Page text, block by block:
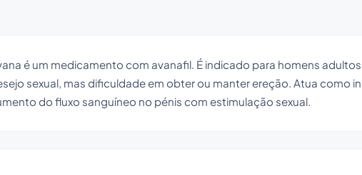
é um medicamento com avanafil. É indicado para homens
sexual, mas dificuldade em obter ou manter ereção. Atua como
do fluxo sanguíneo no pénis com estimulação sexual.